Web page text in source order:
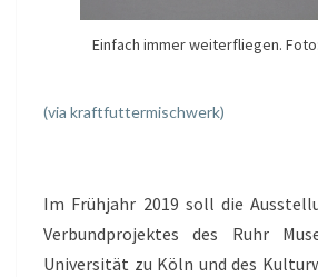
Einfach immer weiterfliegen.
(via kraftfuttermischwerk)
Im Frühjahr 2019 soll die
Verbundprojektes des Ruhr
Universität zu Köln und des